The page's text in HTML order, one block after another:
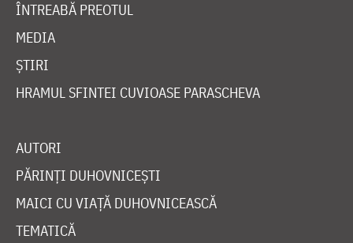
ÎNTREABĂ PREOTUL
MEDIA
ȘTIRI
HRAMUL SFINTEI CUVIOASE PARASCHEVA
AUTORI
PĂRINȚI DUHOVNICEȘTI
MAICI CU VIAȚĂ DUHOVNICEASCĂ
TEMATICĂ